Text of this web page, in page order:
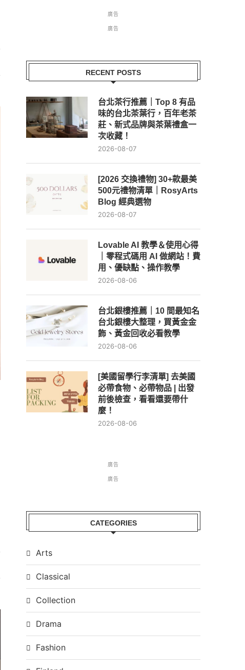
廣告
廣告
RECENT POSTS
台北茶行推薦｜Top 8 有品
味的台北茶葉行，百年老茶
莊、新式品牌與茶葉禮盒一
次收藏！
2026-08-07
[2026 交換禮物] 30+款最美
500元禮物清單｜RosyArts
Blog 經典選物
2026-08-07
Lovable AI 教學＆使用心得
｜零程式碼用 AI 做網站！費
用、優缺點、操作教學
2026-08-06
台北銀樓推薦｜10 間最知名
台北銀樓大整理，買黃金金
飾、黃金回收必看教學
2026-08-06
[美國留學行李清單] 去美國
必帶食物、必帶物品 | 出發
前後檢查，看看還要帶什
麼！
2026-08-06
廣告
廣告
CATEGORIES
Arts
Classical
Collection
Drama
Fashion